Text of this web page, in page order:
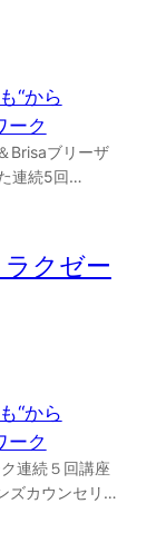
“から
ーク
Brisaブリーザ
連続5回…
ラクゼー
“から
ーク
連続５回講座
ズカウンセリ…